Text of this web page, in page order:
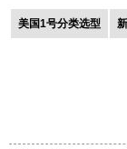
美国1号分类选型